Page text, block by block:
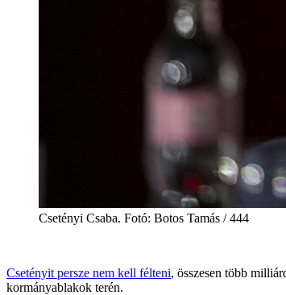
Csetényi Csaba. Fotó: Botos Tamás / 444
Csetényit persze nem kell félteni, összesen több
kormányablakok terén.